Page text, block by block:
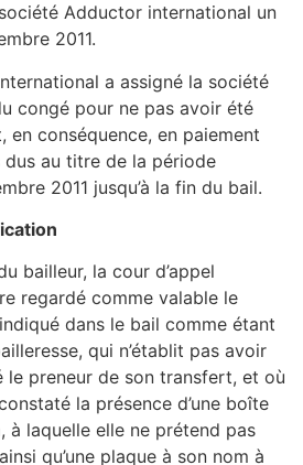
Adductor international un
2011.
a assigné la société
congé pour ne pas avoir été
en conséquence, en paiement
au titre de la période
2011 jusqu’à la fin du bail.
bailleur, la cour d’appel
regardé comme valable le
dans le bail comme étant
qui n’établit pas avoir
preneur de son transfert, et où
la présence d’une boîte
à laquelle elle ne prétend pas
qu’une plaque à son nom à